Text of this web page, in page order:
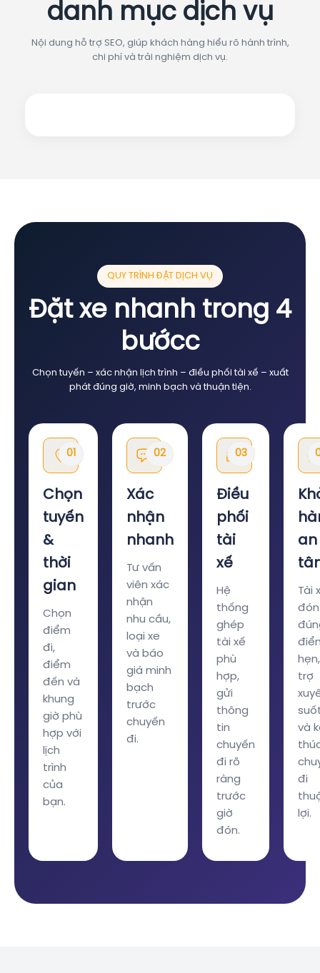
danh mục dịch vụ
Nội dung hỗ trợ SEO, giúp khách hàng hiểu rõ hành trình,
chi phí và trải nghiệm dịch vụ.
QUY TRÌNH ĐẶT DỊCH VỤ
Đặt xe nhanh trong 4
bướcc
Chọn tuyến – xác nhận lịch trình – điều phối tài xế – xuất
phát đúng giờ, minh bạch và thuận tiện.
01
Chọn
tuyến
&
thời
gian
Chọn
điểm
đi,
điểm
đến và
khung
giờ phù
hợp với
lịch
trình
của
bạn.
02
Xác
nhận
nhanh
Tư vấn
viên xác
nhận
nhu cầu,
loại xe
và báo
giá minh
bạch
trước
chuyến
đi.
03
Điều
phối
tài
xế
Hệ
thống
ghép
tài xế
phù
hợp,
gửi
thông
tin
chuyến
đi rõ
ràng
trước
giờ
đón.
an
Tài
đón
trợ
và
đi
lợi.